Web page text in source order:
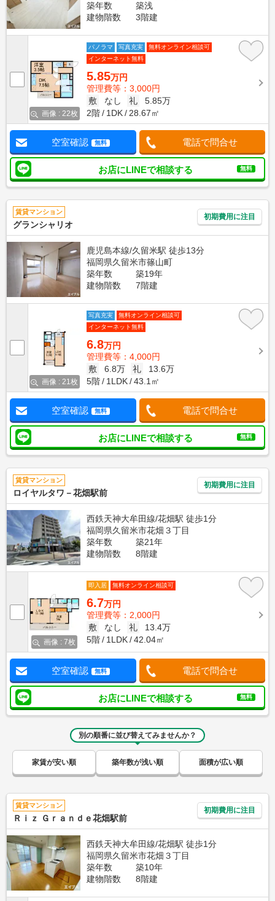
築年数
築浅
建物階数
3階建
画像 : 22枚
パノラマ 写真充実
無料オンライン相談可
インターネット無料
5.85万円
管理費等：3,000円
敷
なし 礼
5.85万
2階
1DK 28.67㎡
空室確認 無料 電話で問合せ
お店にLINEで相談する 無料
賃貸マンション
グランシャリオ
初期費用に注目
鹿児島本線/久留米駅 徒歩13分
福岡県久留米市篠山町
築年数
築19年
建物階数
7階建
画像 : 21枚
写真充実
無料オンライン相談可
インターネット無料
6.8万円
管理費等：4,000円
敷
6.8万 礼
13.6万
5階
1LDK 43.1㎡
空室確認 無料 電話で問合せ
お店にLINEで相談する 無料
賃貸マンション
ロイヤルタワ－花畑駅前
初期費用に注目
西鉄天神大牟田線/花畑駅 徒歩1分
福岡県久留米市花畑３丁目
築年数
築21年
建物階数
8階建
画像 : 7枚
即入居 無料オンライン相談可
6.7万円
管理費等：2,000円
敷
なし 礼
13.4万
5階
1LDK 42.04㎡
空室確認 無料 電話で問合せ
お店にLINEで相談する 無料
別の順番に並び替えてみませんか？
家賃が安い順 築年数が浅い順 面積が広い順
賃貸マンション
Ｒｉｚ Ｇｒａｎｄｅ花畑駅前
初期費用に注目
西鉄天神大牟田線/花畑駅 徒歩1分
福岡県久留米市花畑３丁目
築年数
築10年
建物階数
8階建